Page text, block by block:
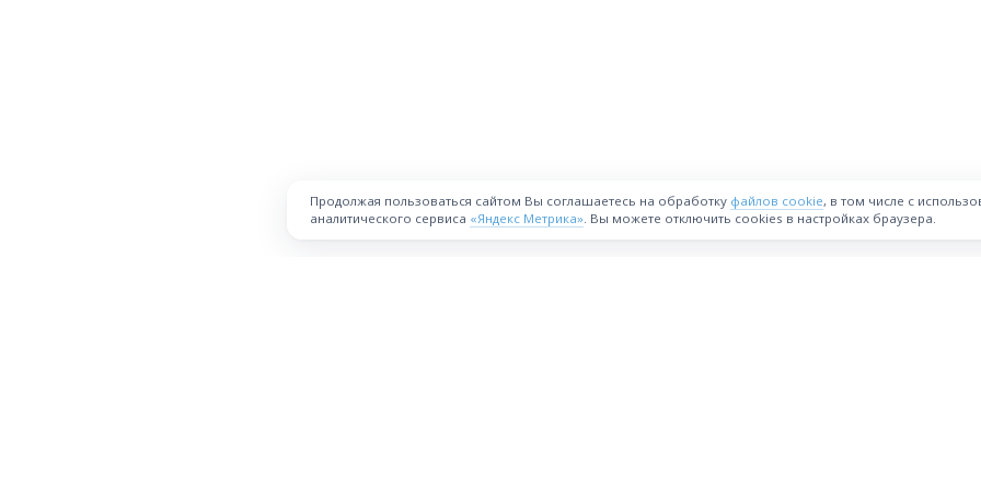
Продолжая пользоваться сайтом Вы соглашаетесь на обработку файлов cookie, в том числе с
аналитического сервиса «Яндекс Метрика». Вы можете отключить cookies в настройках браузера.